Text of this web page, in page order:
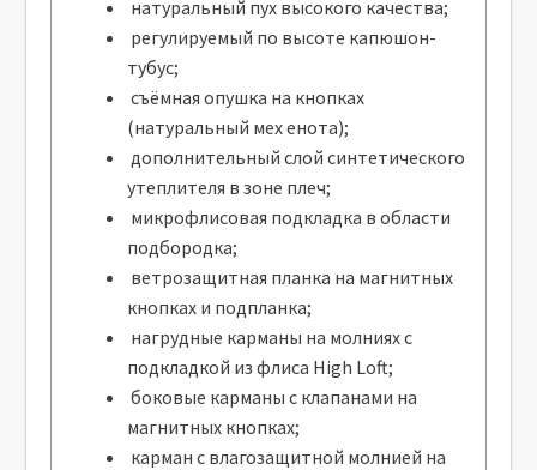
натуральный пух высокого качества;
регулируемый по высоте капюшон-
тубус;
съёмная опушка на кнопках
(натуральный мех енота);
дополнительный слой синтетического
утеплителя в зоне плеч;
микрофлисовая подкладка в области
подбородка;
ветрозащитная планка на магнитных
кнопках и подпланка;
нагрудные карманы на молниях с
подкладкой из флиса High Loft;
боковые карманы с клапанами на
магнитных кнопках;
карман с влагозащитной молнией на